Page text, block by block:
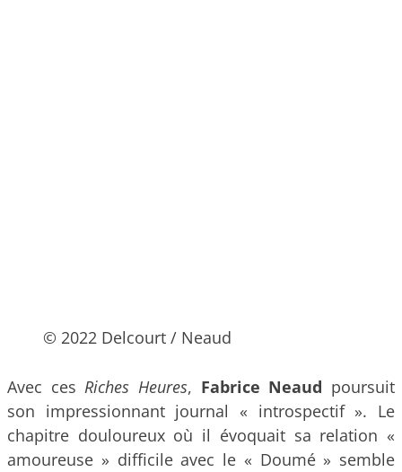
© 2022 Delcourt / Neaud
Avec cesRiches Heures, Fabrice Neaud poursuit
son impressionnant journal « introspectif ». Le
chapitre douloureux où il évoquait sa relation «
amoureuse » difficile avec le « Doumé » semble